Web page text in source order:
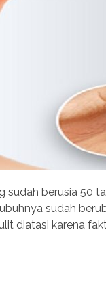
sudah berusia 50
sudah
diatasi karena